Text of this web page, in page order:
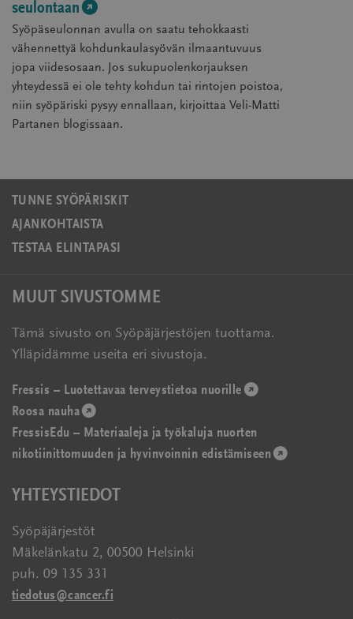
seulontaan
Syöpäseulonnan avulla on saatu tehokkaasti
vähennettyä kohdunkaulasyövän ilmaantuvuus
jopa viidesosaan. Jos sukupuolenkorjauksen
yhteydessä ei ole tehty kohdun tai rintojen poistoa,
niin syöpäriski pysyy ennallaan, kirjoittaa Veli-Matti
Partanen blogissaan.
ikkunassa)
TUNNE SYÖPÄRISKIT
AJANKOHTAISTA
TESTAA ELINTAPASI
MUUT SIVUSTOMME
Tämä sivusto on Syöpäjärjestöjen tuottama.
Ylläpidämme useita eri sivustoja.
Fressis – Luotettavaa terveystietoa nuorille (avautuu
ikkunassa)
Roosa nauha(avautuu
uudessa
ikkunassa)
FressisEdu – Materiaaleja ja työkaluja nuorten
nikotiinittomuuden ja hyvinvoinnin edistämiseen (avautuu
YHTEYSTIEDOT
Syöpäjärjestöt
Mäkelänkatu 2, 00500 Helsinki
puh. 09 135 331
tiedotus@cancer.fi